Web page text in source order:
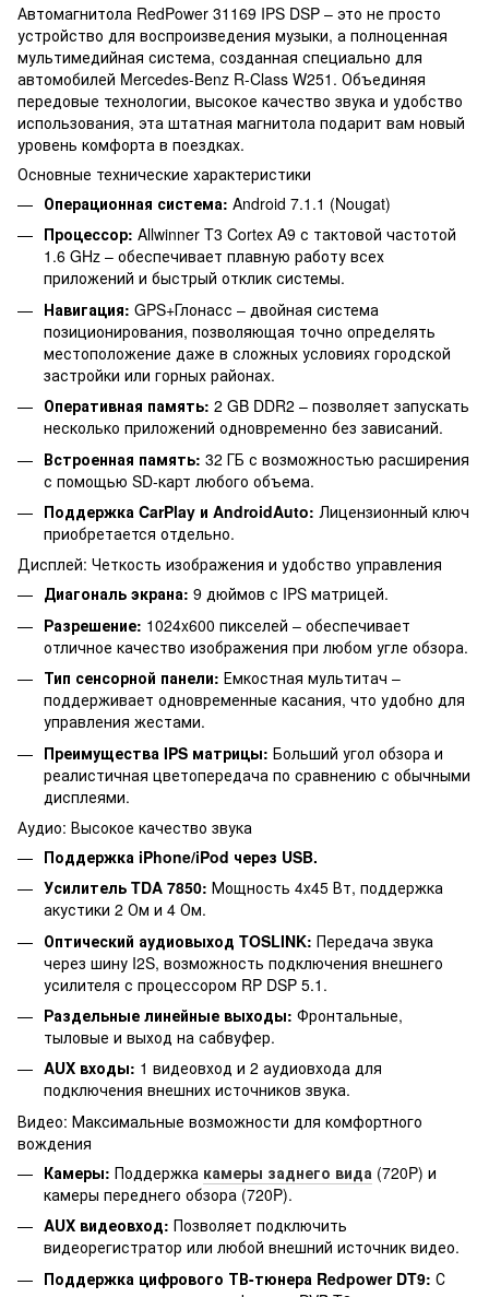
Автомагнитола RedPower 31169 IPS DSP – это не просто
устройство для воспроизведения музыки, а полноценная
мультимедийная система, созданная специально для
автомобилей Mercedes-Benz R-Class W251. Объединяя
передовые технологии, высокое качество звука и удобство
использования, эта штатная магнитола подарит вам новый
уровень комфорта в поездках.
Основные технические характеристики
Операционная система: Android 7.1.1 (Nougat)
Процессор: Allwinner T3 Cortex A9 с тактовой частотой
1.6 GHz – обеспечивает плавную работу всех
приложений и быстрый отклик системы.
Навигация: GPS+Глонасс – двойная система
позиционирования, позволяющая точно определять
местоположение даже в сложных условиях городской
застройки или горных районах.
Оперативная память: 2 GB DDR2 – позволяет запускать
несколько приложений одновременно без зависаний.
Встроенная память: 32 ГБ с возможностью расширения
с помощью SD-карт любого объема.
Поддержка CarPlay и AndroidAuto: Лицензионный ключ
приобретается отдельно.
Дисплей: Четкость изображения и удобство управления
Диагональ экрана: 9 дюймов с IPS матрицей.
Разрешение: 1024x600 пикселей – обеспечивает
отличное качество изображения при любом угле обзора.
Тип сенсорной панели: Емкостная мультитач –
поддерживает одновременные касания, что удобно для
управления жестами.
Преимущества IPS матрицы: Больший угол обзора и
реалистичная цветопередача по сравнению с обычными
дисплеями.
Аудио: Высокое качество звука
Поддержка iPhone/iPod через USB.
Усилитель TDA 7850: Мощность 4x45 Вт, поддержка
акустики 2 Ом и 4 Ом.
Оптический аудиовыход TOSLINK: Передача звука
через шину I2S, возможность подключения внешнего
усилителя с процессором RP DSP 5.1.
Раздельные линейные выходы: Фронтальные,
тыловые и выход на сабвуфер.
AUX входы: 1 видеовход и 2 аудиовхода для
подключения внешних источников звука.
Видео: Максимальные возможности для комфортного
вождения
Камеры: Поддержка камеры заднего вида (720P) и
камеры переднего обзора (720P).
AUX видеовход: Позволяет подключить
видеорегистратор или любой внешний источник видео.
Поддержка цифрового ТВ-тюнера Redpower DT9: С